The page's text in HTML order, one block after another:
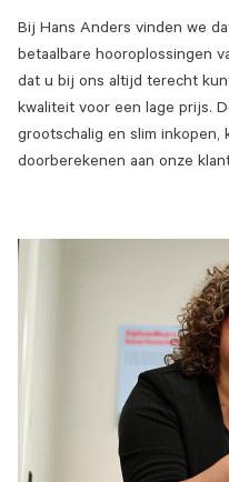
Bij Hans Anders vinden we
betaalbare hooroplossingen
dat u bij ons altijd terecht
kwaliteit voor een lage prijs.
grootschalig en slim inkopen,
doorberekenen aan onze